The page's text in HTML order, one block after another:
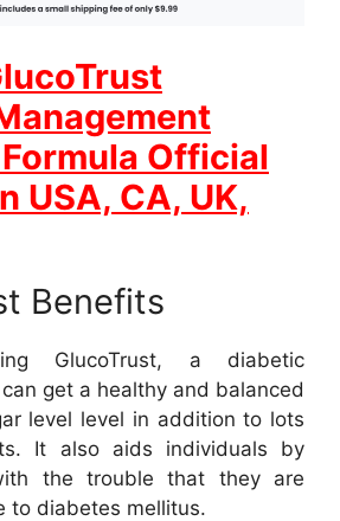
Official
USA, CA, UK,
Benefits
GlucoTrust, a diabetic
get a healthy and balanced
level level in addition to lots
It also aids individuals by
the trouble that they are
to diabetes mellitus.